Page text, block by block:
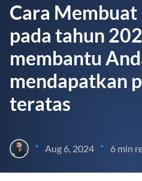
Cara Membuat
pada tahun
membantu
mendapatkan
teratas
• Aug 6, 2024 • 6 min